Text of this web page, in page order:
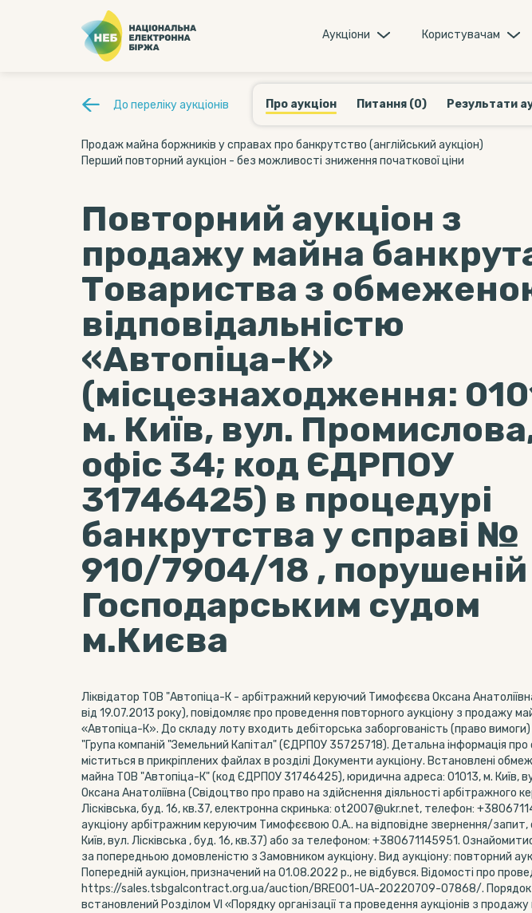
Аукцiони Користувачам
До переліку аукціонів Про аукціон Питання (0) Результати
Продаж майна боржників у справах про банкрутство (англійський аукціон)
Перший повторний аукціон - без можливості зниження початкової ціни
Повторний аукціон з
продажу майна
Товариства з
відповідальністю
«Автопіца-К»
(місцезнаходження:
м. Київ, вул.
офіс 34; код ЄДРПОУ
31746425) в процедурі
банкрутства у справі №
910/7904/18 , порушеній
Господарським судом
м.Києва
Ліквідатор ТОВ "Автопіца-К - арбітражний керуючий Тимофєєва Оксана
від 19.07.2013 року), повідомляє про проведення повторного аукціону з продажу
«Автопіца-К». До складу лоту входить дебіторська заборгованість (право
"Група компаній "Земельний Капітал" (ЄДРПОУ 35725718). Детальна інформація
міститься в прикріплених файлах в розділі Документи аукціону. Встановлені
майна ТОВ "Автопіца-К" (код ЄДРПОУ 31746425), юридична адреса: 01013, м. Київ,
Оксана Анатоліївна (Свідоцтво про право на здійснення діяльності
Лісківська, буд. 16, кв.37, електронна скринька: ot2007@ukr.net, телефон:
аукціону арбітражним керуючим Тимофєєвою О.А.. на відповідне звернення/
Київ, вул. Лісківська , буд. 16, кв.37) або за телефоном: +380671145951.
за попередньою домовленістю з Замовником аукціону. Вид аукціону: повторний
Попередній аукціон, призначений на 01.08.2022 р., не відбувся. Відомості про
https://sales.tsbgalcontract.org.ua/auction/BRE001-UA-20220709-07868/. Порядок
встановлений Розділом VI «Порядку організації та проведення аукціонів з